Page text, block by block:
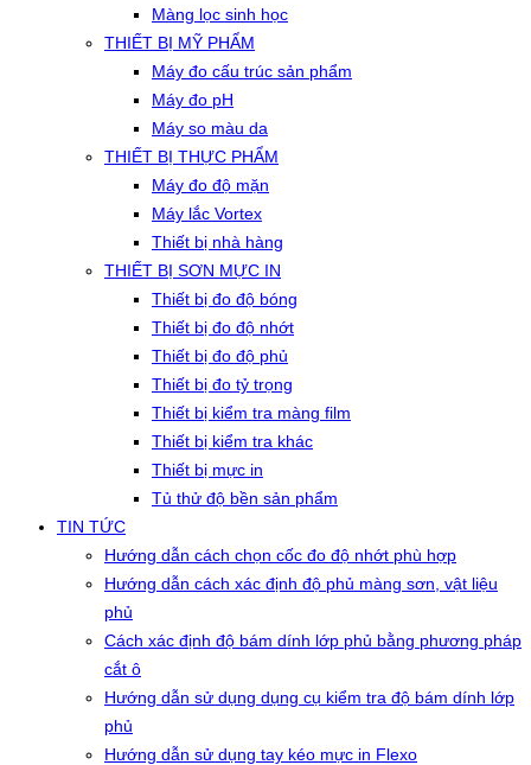
Màng lọc sinh học
THIẾT BỊ MỸ PHẨM
Máy đo cấu trúc sản phẩm
Máy đo pH
Máy so màu da
THIẾT BỊ THỰC PHẨM
Máy đo độ mặn
Máy lắc Vortex
Thiết bị nhà hàng
THIẾT BỊ SƠN MỰC IN
Thiết bị đo độ bóng
Thiết bị đo độ nhớt
Thiết bị đo độ phủ
Thiết bị đo tỷ trọng
Thiết bị kiểm tra màng film
Thiết bị kiểm tra khác
Thiết bị mực in
Tủ thử độ bền sản phẩm
TIN TỨC
Hướng dẫn cách chọn cốc đo độ nhớt phù hợp
Hướng dẫn cách xác định độ phủ màng sơn, vật liệu
phủ
Cách xác định độ bám dính lớp phủ bằng phương pháp
cắt ô
Hướng dẫn sử dụng dụng cụ kiểm tra độ bám dính lớp
phủ
Hướng dẫn sử dụng tay kéo mực in Flexo